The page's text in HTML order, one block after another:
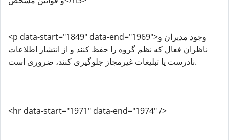
<p data-start="1849" data-end="1969">وجود مدیران و
ناظران فعال که نظم گروه را حفظ کنند و از انتشار اطلاعات
نادرست یا تبلیغات غیرمجاز جلوگیری کنند، ضروری است.
<hr data-start="1971" data-end="1974" />